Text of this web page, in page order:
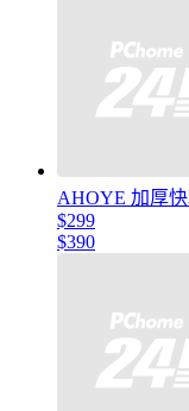
AHOYE 加厚
$299
$390